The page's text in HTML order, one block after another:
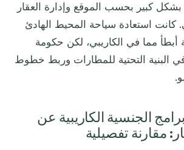
بشكل كبير بحسب الموقع وإدارة العقار
استعادة سياحة المحيط الهادئ
أبطأ مما في الكاريبي، لكن حكومة
البنية التحتية للمطارات وربط خطوط
الجنسية الكاريبية عن
مقارنة تفصيلية